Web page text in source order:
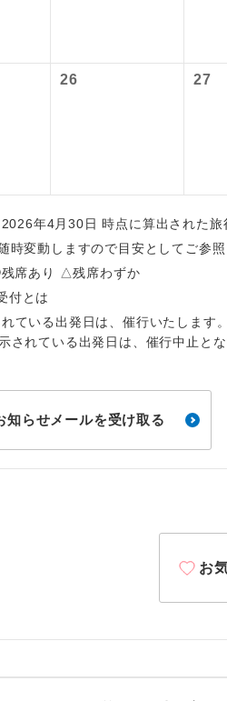
26 27
年4月30日 時点に算出された旅
時変動しますので目安としてご参
席あり △残席わずか
付とは
ている出発日は、催行いたします。
されている出発日は、催行中止と
知らせメールを受け取る
お
温泉
お部屋食
女性限定